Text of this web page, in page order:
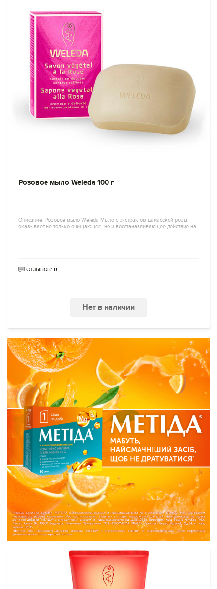
Розовое мыло Weleda 100 г
Описание: Розовое мыло Weleda Мыло с экстрактом дамасской розы
оказывает не только очищающее, но и восстанавливающее действие на
ОТЗЫВОВ: 0
Нет в наличии